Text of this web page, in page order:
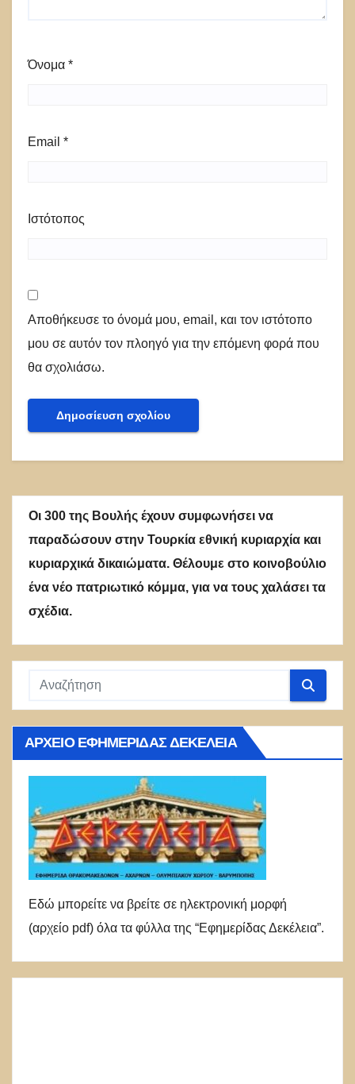
Όνομα *
Email *
Ιστότοπος
Αποθήκευσε το όνομά μου, email, και τον ιστότοπο
μου σε αυτόν τον πλοηγό για την επόμενη φορά που
θα σχολιάσω.
Οι 300 της Βουλής έχουν συμφωνήσει να
παραδώσουν στην Τουρκία εθνική κυριαρχία και
κυριαρχικά δικαιώματα. Θέλουμε στο κοινοβούλιο
ένα νέο πατριωτικό κόμμα, για να τους χαλάσει τα
σχέδια.
ΑΡΧΕΊΟ ΕΦΗΜΕΡΊΔΑΣ ΔΕΚΈΛΕΙΑ
Εδώ μπορείτε να βρείτε σε ηλεκτρονική μορφή
(αρχείο pdf) όλα τα φύλλα της “Εφημερίδας Δεκέλεια”.